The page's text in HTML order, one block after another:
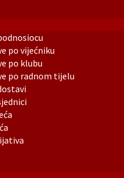
po vijećniku
po klubu
po radnom tijelu